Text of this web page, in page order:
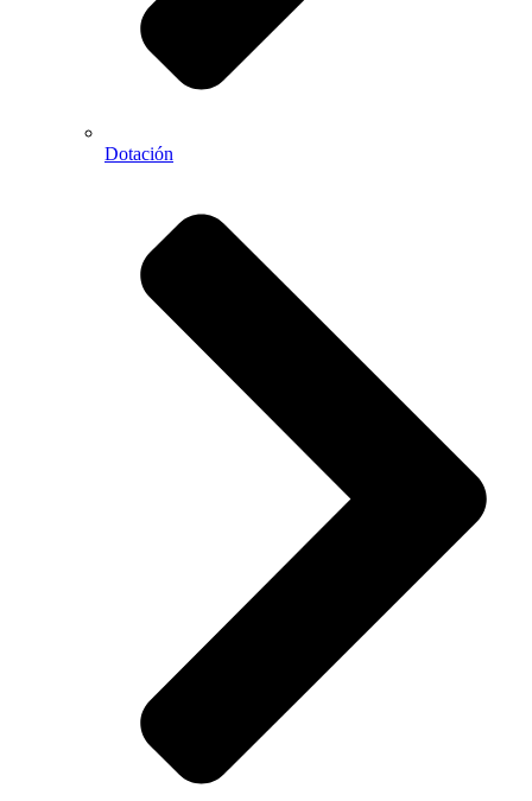
Dotación